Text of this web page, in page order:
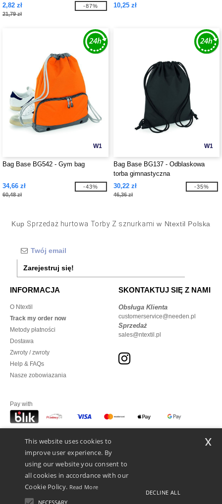
2,82 zł
21,79 zł
-87%
NA SIŁOWNIĘ
10,25 zł
W1
Bag Base BG542 - Gym bag
34,66 zł
60,48 zł
-43%
W1
Bag Base BG137 - Odblaskowa
torba gimnastyczna
30,22 zł
46,36 zł
-35%
Kup Sprzedaż hurtowa Torby Z sznurkami w Ntextil Polska
Zarejestruj się!
INFORMACJA
O Ntextil
Track my order now
Metody płatności
Dostawa
Zwroty / zwroty
Help & FAQs
Nasze zobowiazania
SKONTAKTUJ SIĘ Z NAMI
Obsługa Klienta
customerservice@needen.pl
Sprzedaż
sales@ntextil.pl
Pay with
We ship with
This website uses cookies to
improve user experience. By
using our website you consent to
all cookies in accordance with our
Cookie Policy. Read More
NECESSARY
DECLINE ALL
x